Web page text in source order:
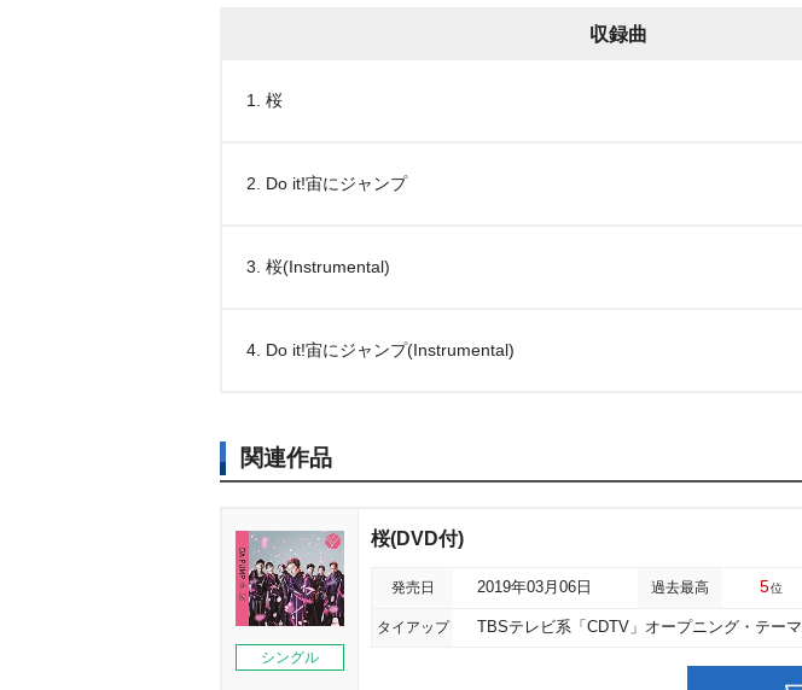
収録曲
1. 桜
2. Do it!宙にジャンプ
3. 桜(Instrumental)
4. Do it!宙にジャンプ(Instrumental)
関連作品
シングル
桜(DVD付)
発売日 2019年03月06日 過去最高 5位
タイアップ TBSテレビ系「CDTV」オープニング・テーマ